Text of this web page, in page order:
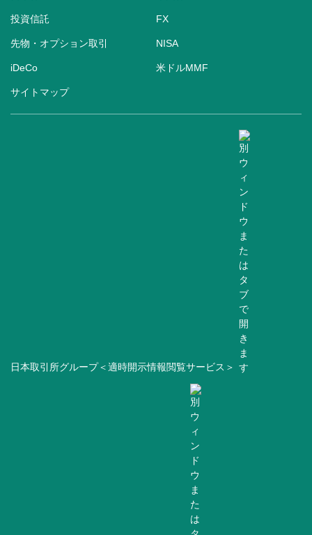
投資信託 FX
先物・オプション取引 NISA
iDeCo 米ドルMMF
サイトマップ
日本取引所グループ＜適時開示情報閲覧サービス＞